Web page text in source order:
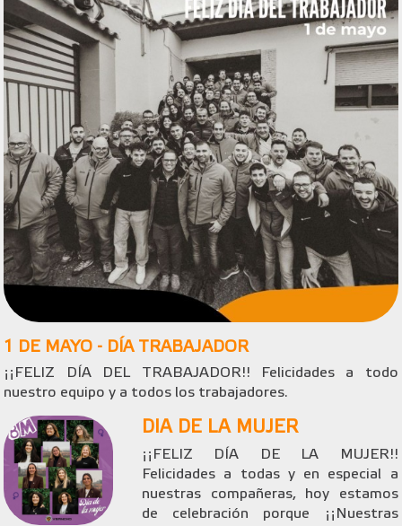
1 DE MAYO - DÍA TRABAJADOR
¡¡FELIZ DÍA DEL TRABAJADOR!! Felicidades a todo
nuestro equipo y a todos los trabajadores.
DIA DE LA MUJER
¡¡FELIZ DÍA DE LA MUJER!!
Felicidades a todas y en especial a
nuestras compañeras, hoy estamos
de celebración porque ¡¡Nuestras